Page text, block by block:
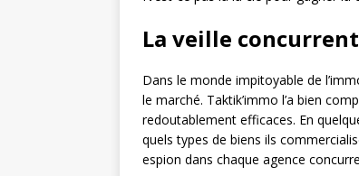
La veille
Dans le monde impitoyable de
le marché. Taktik’immo l’a bien
redoutablement efficaces. En
quels types de biens ils
espion dans chaque agence